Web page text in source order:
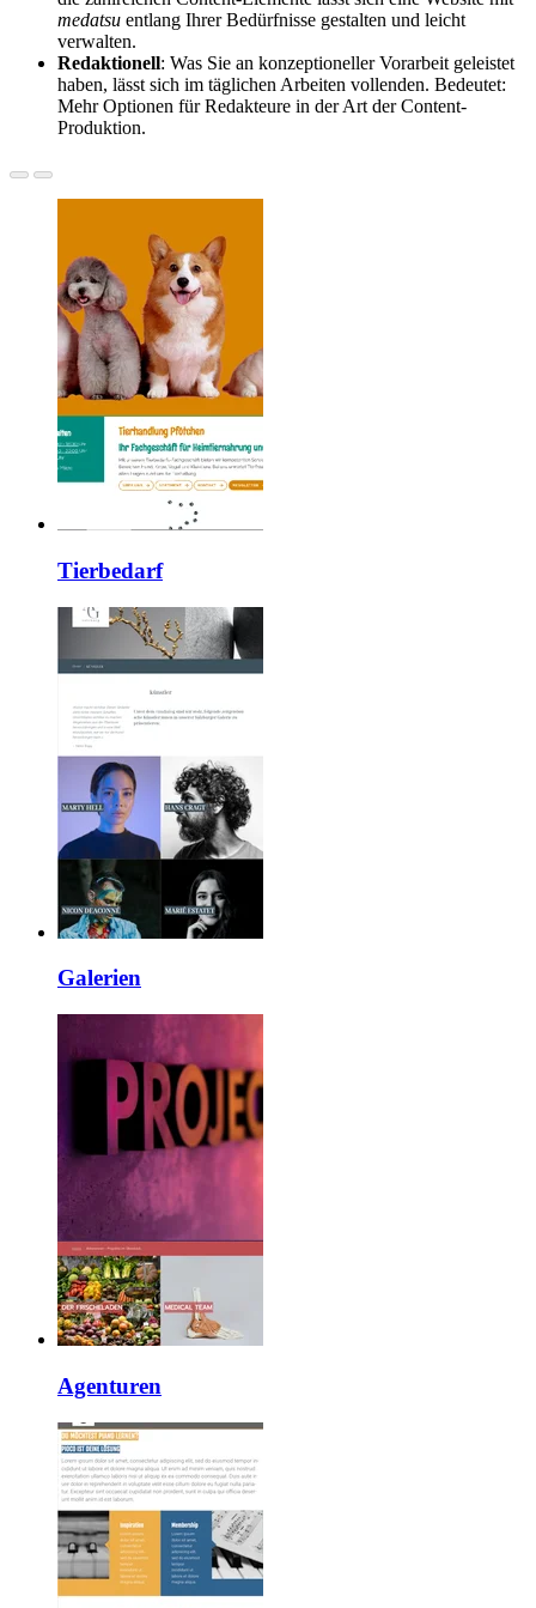
medatsu entlang Ihrer Bedürfnisse gestalten und leicht
verwalten.
Redaktionell: Was Sie an konzeptioneller Vorarbeit geleistet
haben, lässt sich im täglichen Arbeiten vollenden. Bedeutet:
Mehr Optionen für Redakteure in der Art der Content-
Produktion.
Tierbedarf
Galerien
Agenturen